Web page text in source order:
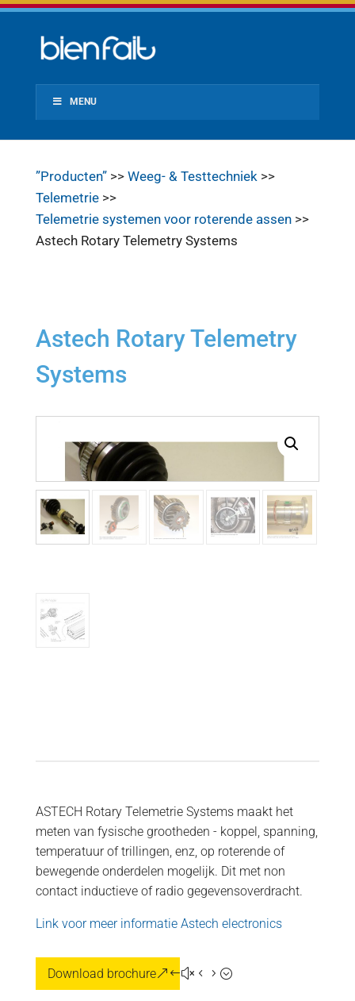
MENU
”Producten”>> Weeg- & Testtechniek>>
Telemetrie>>
Telemetrie systemen voor roterende assen>>
Astech Rotary Telemetry Systems
Astech Rotary Telemetry
Systems
ASTECH Rotary Telemetrie Systems maakt het
meten van fysische grootheden - koppel, spanning,
temperatuur of trillingen, enz, op roterende of
bewegende onderdelen mogelijk. Dit met non
contact inductieve of radio gegevensoverdracht.
Link voor meer informatie Astech electronics
Download brochure